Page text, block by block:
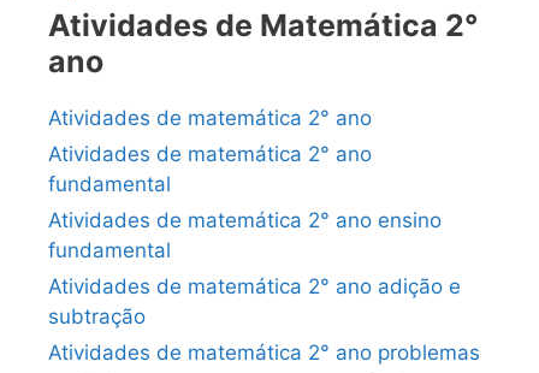
Atividades de Matemática 2°
ano
Atividades de matemática 2° ano
Atividades de matemática 2° ano
fundamental
Atividades de matemática 2° ano ensino
fundamental
Atividades de matemática 2° ano adição e
subtração
Atividades de matemática 2° ano problemas